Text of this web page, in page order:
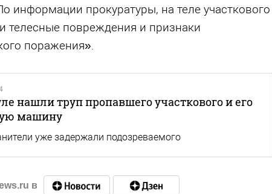
информации прокуратуры, на теле участкового
телесные повреждения и признаки
поражения».
нашли труп пропавшего участкового и его
машину
уже задержали подозреваемого
в